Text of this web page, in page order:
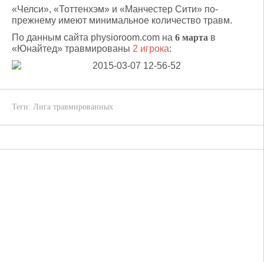
«Челси», «Тоттенхэм» и «Манчестер Сити» по-
прежнему имеют минимальное количество травм.
По данным сайта physioroom.com на 6 марта в
«Юнайтед» травмированы 2 игрока:
Теги: Лига травмированных